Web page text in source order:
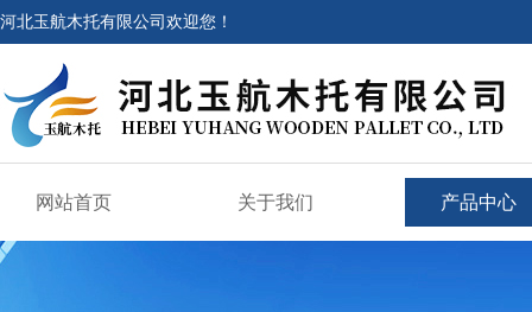
河北玉航木托有限公司欢迎您！
网站首页 关于我们 产品中心